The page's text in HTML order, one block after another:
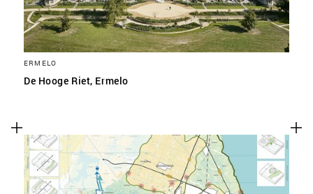
ERMELO
De Hooge Riet, Ermelo